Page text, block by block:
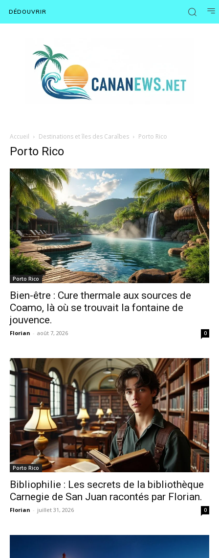
DÉDOUVRIR
Accueil Destinations et îles des Caraîbes Porto Rico
Porto Rico
Porto Rico
Bien-être : Cure thermale aux sources de
Coamo, là où se trouvait la fontaine de
jouvence.
Florian - août 7, 2026 0
Porto Rico
Bibliophilie : Les secrets de la bibliothèque
Carnegie de San Juan racontés par Florian.
Florian - juillet 31, 2026 0